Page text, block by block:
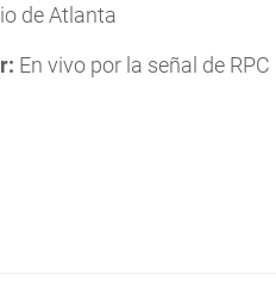
de Atlanta
En vivo por la señal de RPC